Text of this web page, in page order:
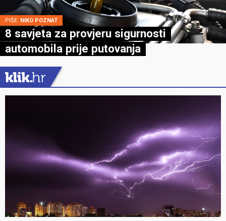
PIŠE: NIKO POZNAT
8 savjeta za provjeru sigurnosti
automobila prije putovanja